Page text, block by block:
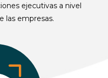
ejecutivas a nivel
las empresas.